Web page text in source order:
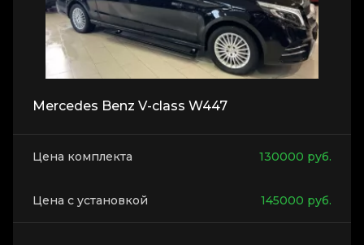
Mercedes Benz V-class W447
Цена комплекта 130000 руб.
Цена с установкой 145000 руб.